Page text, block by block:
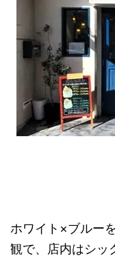
ホワイト×ブルー
観で、店内はシッ